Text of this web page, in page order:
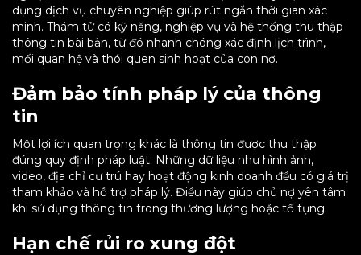
dụng dịch vụ chuyên nghiệp giúp rút ngắn thời gian xác
minh. Thám tử có kỹ năng, nghiệp vụ và hệ thống thu thập
thông tin bài bản, từ đó nhanh chóng xác định lịch trình,
mối quan hệ và thói quen sinh hoạt của con nợ.
Đảm bảo tính pháp lý của thông
tin
Một lợi ích quan trọng khác là thông tin được thu thập
đúng quy định pháp luật. Những dữ liệu như hình ảnh,
video, địa chỉ cư trú hay hoạt động kinh doanh đều có giá trị
tham khảo và hỗ trợ pháp lý. Điều này giúp chủ nợ yên tâm
khi sử dụng thông tin trong thương lượng hoặc tố tụng.
Hạn chế rủi ro xung đột